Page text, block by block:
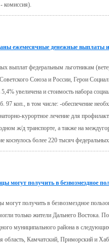
комиссия).
ежемесячные денежные выплаты и
выплат федеральным льготникам
Союза и России, Герои
увеличена и стоимость набора
97 коп., в том числе: -обеспечение
курортное лечение для
ж/д транспорте, а также на
коснулось более 220 тысяч
могут получить в безвозмездное
получить в безвозмездное
только жители Дальнего Востока.
муниципального района в
область, Камчатский, Приморский и